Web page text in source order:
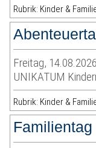
Rubrik: Kinder &
Freitag,
UNIKATUM
Rubrik: Kinder &